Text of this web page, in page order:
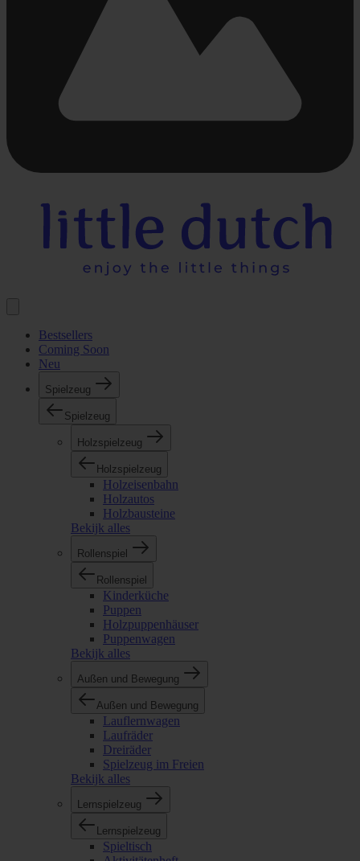
Bestsellers
Coming Soon
Neu
Spielzeug
Spielzeug
Holzspielzeug
Holzspielzeug
Holzeisenbahn
Holzautos
Holzbausteine
Bekijk alles
Rollenspiel
Rollenspiel
Kinderküche
Puppen
Holzpuppenhäuser
Puppenwagen
Bekijk alles
Außen und Bewegung
Außen und Bewegung
Lauflernwagen
Laufräder
Dreiräder
Spielzeug im Freien
Bekijk alles
Lernspielzeug
Lernspielzeug
Spieltisch